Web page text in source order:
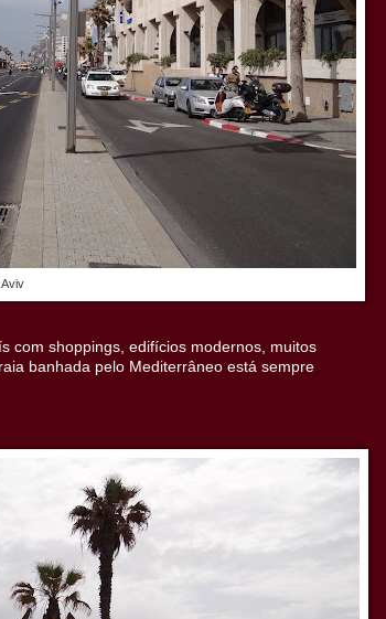
Aviv
com shoppings, edifícios modernos, muitos
banhada pelo Mediterrâneo está sempre